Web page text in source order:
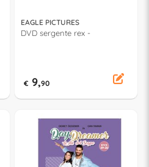
EAGLE PICTURES
DVD sergente rex -
€ 9,90